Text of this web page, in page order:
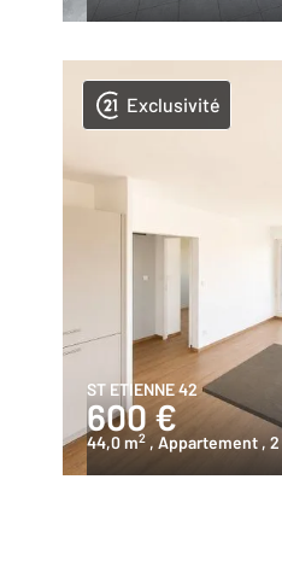
Exclusivité
ST ETIENNE 42
600 €
44,0 m2 , Appartement ,